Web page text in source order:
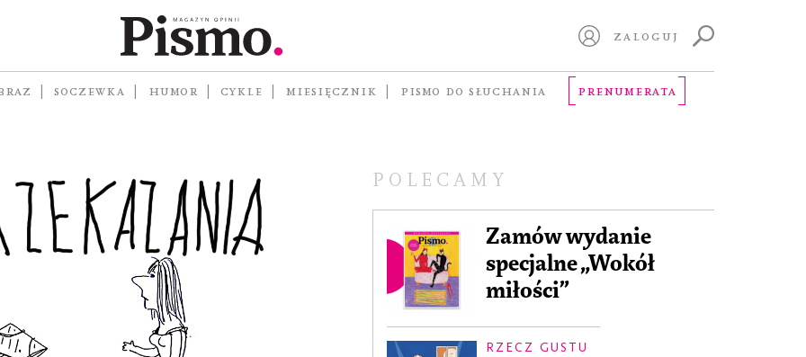
ZALOGUJ
SOCZEWKA HUMOR CYKLE MIESIĘCZNIK PISMO DO SŁUCHANIA PRENUMERATA
POLECAMY
Zamów wydanie
specjalne „Wokół
miłości”
RZECZ GUSTU